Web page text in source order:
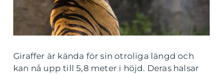
Giraffer är kända för sin otroliga längd och
kan nå upp till 5,8 meter i höjd. Deras halsar